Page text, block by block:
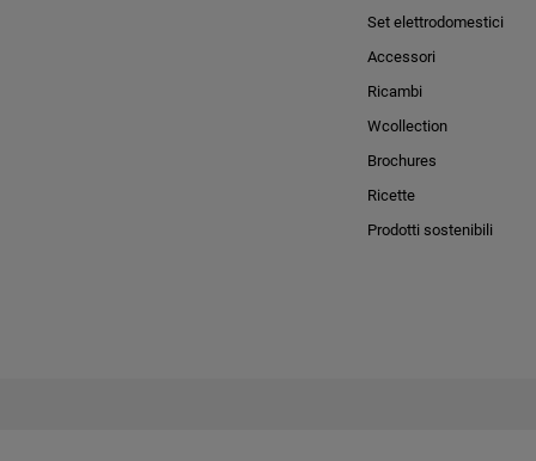
Set elettrodomestici
Accessori
Ricambi
Wcollection
Brochures
Ricette
Prodotti sostenibili